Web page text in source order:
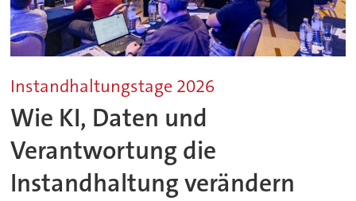
Instandhaltungstage 2026
Wie KI, Daten und
Verantwortung die
Instandhaltung verändern